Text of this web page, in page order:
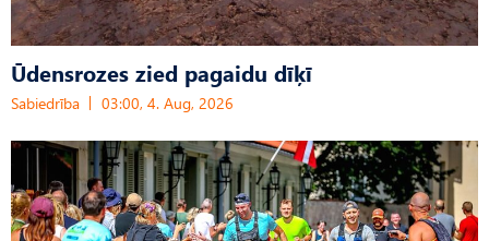
Ūdensrozes zied pagaidu dīķī
Sabiedrība 03:00, 4. Aug, 2026